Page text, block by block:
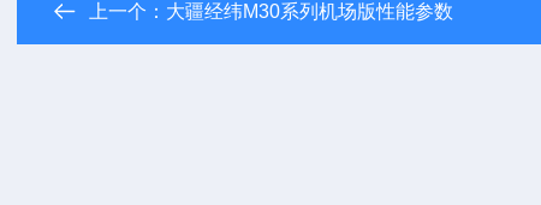
上一个： 大疆经纬M30系列机场版性能参数